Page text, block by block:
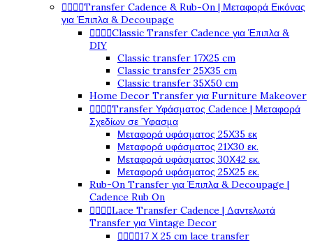
Transfer Cadence & Rub-On | Μεταφορά Εικόνας
για Έπιπλα & Decoupage
Classic Transfer Cadence για Έπιπλα &
DIY
Classic transfer 17Χ25 cm
Classic transfer 25Χ35 cm
Classic transfer 35Χ50 cm
Home Decor Transfer για Furniture Makeover
Transfer Υφάσματος Cadence | Μεταφορά
Σχεδίων σε Ύφασμα
Μεταφορά υφάσματος 25Χ35 εκ
Μεταφορά υφάσματος 21Χ30 εκ.
Μεταφορά υφάσματος 30Χ42 εκ.
Μεταφορά υφάσματος 25Χ25 εκ.
Rub-On Transfer για Έπιπλα & Decoupage |
Cadence Rub On
Lace Transfer Cadence | Δαντελωτά
Transfer για Vintage Decor
17 Χ 25 cm lace transfer